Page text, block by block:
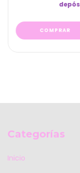
Categorías
Inicio